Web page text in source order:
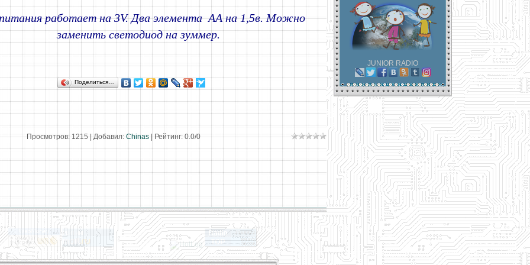
JUNIOR RADIO
работает на 3V. Два элемента АА на 1,5в. Можно
заменить светодиод на зуммер.
Поделиться…
Просмотров: 1215|Добавил: Chinas |Рейтинг: 0.0/0